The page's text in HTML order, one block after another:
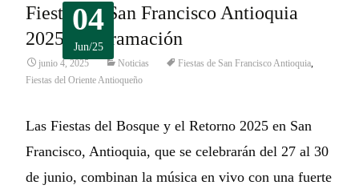
04
Jun/25
Fiestas de San Francisco Antioquia
2025. Programación
junio 4, 2025 Noticias Fiestas de San Francisco Antioquia,
Fiestas del Oriente Antioqueño
Las Fiestas del Bosque y el Retorno 2025 en San
Francisco, Antioquia, que se celebrarán del 27 al 30
de junio, combinan la música en vivo con una fuerte